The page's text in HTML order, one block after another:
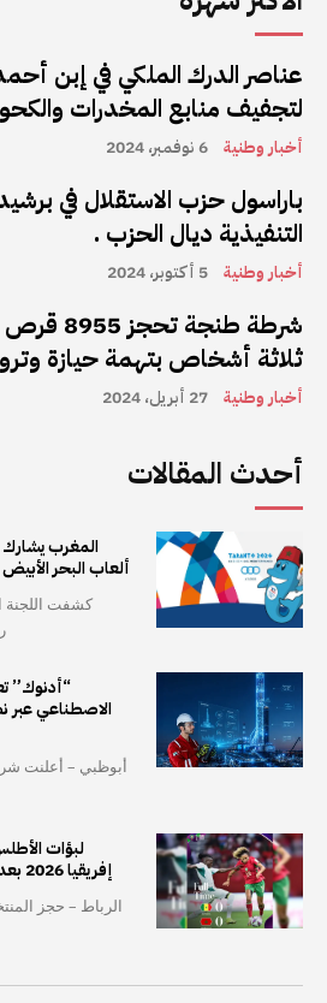
عناصر الدرك الملكي في إبن
لتجفيف منابع المخدرات
أخبار وطنية 6 نوفمبر، 2024
باراسول حزب الاستقلال في
التنفيذية ديال الحزب .
أخبار وطنية 5 أكتوبر، 2024
شرطة
ثلاثة أشخاص بتهمة حيازة
أخبار وطنية 27 أبريل، 2024
أحدث المقالات
ألعاب البحر الأبيض
كشفت اللجنة
“أدنوك”
الاصطناعي عبر
أبوظبي – أعلنت
لبؤات
إفريقيا 2026 بعد صدارة المجموعة الأولى
الرباط – حجز